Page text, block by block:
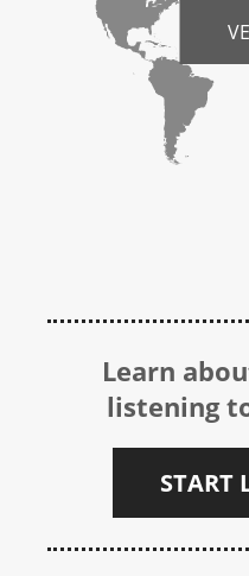
Learn
listening
START